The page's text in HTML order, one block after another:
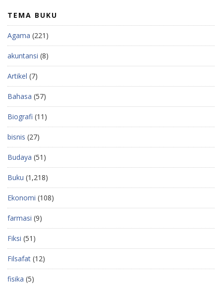
TEMA BUKU
Agama (221)
akuntansi (8)
Artikel (7)
Bahasa (57)
Biografi (11)
bisnis (27)
Budaya (51)
Buku (1,218)
Ekonomi (108)
farmasi (9)
Fiksi (51)
Filsafat (12)
fisika (5)